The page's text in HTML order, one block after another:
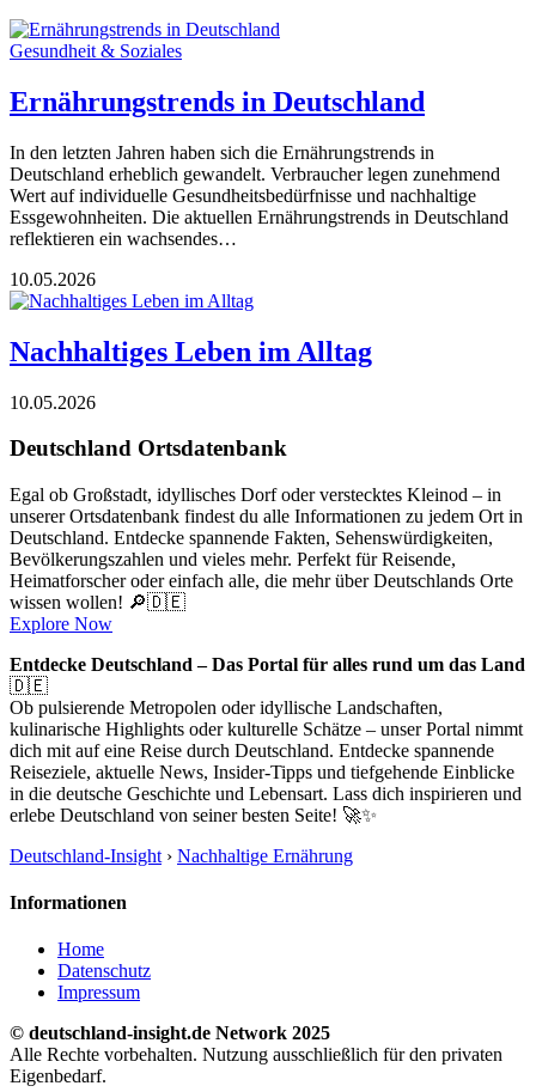
Gesundheit & Soziales
Ernährungstrends in Deutschland
In den letzten Jahren haben sich die Ernährungstrends in
Deutschland erheblich gewandelt. Verbraucher legen zunehmend
Wert auf individuelle Gesundheitsbedürfnisse und nachhaltige
Essgewohnheiten. Die aktuellen Ernährungstrends in Deutschland
reflektieren ein wachsendes…
10.05.2026
Nachhaltiges Leben im Alltag
10.05.2026
Deutschland Ortsdatenbank
Egal ob Großstadt, idyllisches Dorf oder verstecktes Kleinod – in
unserer Ortsdatenbank findest du alle Informationen zu jedem Ort in
Deutschland. Entdecke spannende Fakten, Sehenswürdigkeiten,
Bevölkerungszahlen und vieles mehr. Perfekt für Reisende,
Heimatforscher oder einfach alle, die mehr über Deutschlands Orte
wissen wollen! 🔎🇩🇪
Explore Now
Entdecke Deutschland – Das Portal für alles rund um das Land
🇩🇪
Ob pulsierende Metropolen oder idyllische Landschaften,
kulinarische Highlights oder kulturelle Schätze – unser Portal nimmt
dich mit auf eine Reise durch Deutschland. Entdecke spannende
Reiseziele, aktuelle News, Insider-Tipps und tiefgehende Einblicke
in die deutsche Geschichte und Lebensart. Lass dich inspirieren und
erlebe Deutschland von seiner besten Seite! 🚀✨
Deutschland-Insight › Nachhaltige Ernährung
Informationen
Home
Datenschutz
Impressum
© deutschland-insight.de Network 2025
Alle Rechte vorbehalten. Nutzung ausschließlich für den privaten
Eigenbedarf.